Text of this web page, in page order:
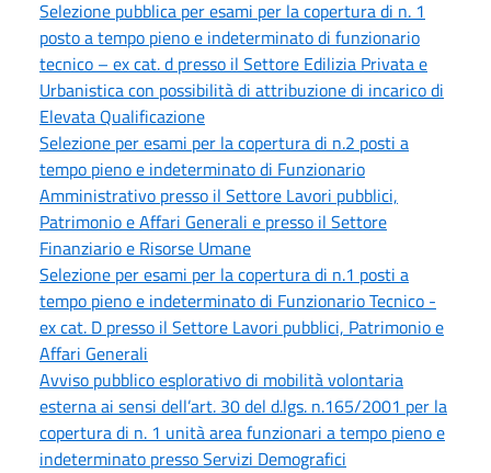
Selezione pubblica per esami per la copertura di n. 1
posto a tempo pieno e indeterminato di funzionario
tecnico – ex cat. d presso il Settore Edilizia Privata e
Urbanistica con possibilità di attribuzione di incarico di
Elevata Qualificazione
Selezione per esami per la copertura di n.2 posti a
tempo pieno e indeterminato di Funzionario
Amministrativo presso il Settore Lavori pubblici,
Patrimonio e Affari Generali e presso il Settore
Finanziario e Risorse Umane
Selezione per esami per la copertura di n.1 posti a
tempo pieno e indeterminato di Funzionario Tecnico -
ex cat. D presso il Settore Lavori pubblici, Patrimonio e
Affari Generali
Avviso pubblico esplorativo di mobilità volontaria
esterna ai sensi dell’art. 30 del d.lgs. n.165/2001 per la
copertura di n. 1 unità area funzionari a tempo pieno e
indeterminato presso Servizi Demografici